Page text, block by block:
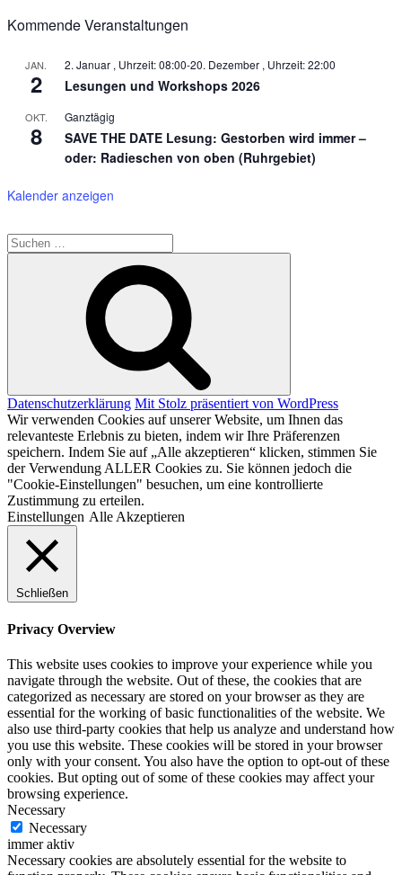
Kommende Veranstaltungen
JAN.
2
2. Januar , Uhrzeit: 08:00-20. Dezember , Uhrzeit: 22:00
Lesungen und Workshops 2026
OKT.
8
Ganztägig
SAVE THE DATE Lesung: Gestorben wird immer –
oder: Radieschen von oben (Ruhrgebiet)
Kalender anzeigen
Suche
nach:
Datenschutzerklärung Mit Stolz präsentiert von WordPress
Wir verwenden Cookies auf unserer Website, um Ihnen das
relevanteste Erlebnis zu bieten, indem wir Ihre Präferenzen
speichern. Indem Sie auf „Alle akzeptieren“ klicken, stimmen Sie
der Verwendung ALLER Cookies zu. Sie können jedoch die
"Cookie-Einstellungen" besuchen, um eine kontrollierte
Zustimmung zu erteilen.
Einstellungen Alle Akzeptieren
Schließen
Privacy Overview
This website uses cookies to improve your experience while you
navigate through the website. Out of these, the cookies that are
categorized as necessary are stored on your browser as they are
essential for the working of basic functionalities of the website. We
also use third-party cookies that help us analyze and understand how
you use this website. These cookies will be stored in your browser
only with your consent. You also have the option to opt-out of these
cookies. But opting out of some of these cookies may affect your
browsing experience.
Necessary
Necessary
immer aktiv
Necessary cookies are absolutely essential for the website to